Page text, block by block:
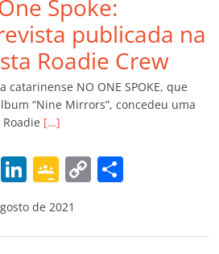
dI
n
e
Cl
a
ss
ro
o
m
Li
n
k
til
h
ar
Spoke:
publicada na
Roadie Crew
catarinense NO ONE SPOKE, que
“Nine Mirrors”, concedeu uma
[…]
W Li
n
k
e
G
o
o
gl
C
y p
de 2021